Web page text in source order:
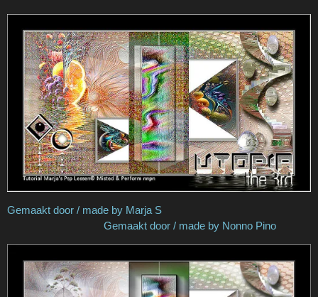
Gemaakt door / made by Marja S
Gemaakt door / made by Nonno Pino